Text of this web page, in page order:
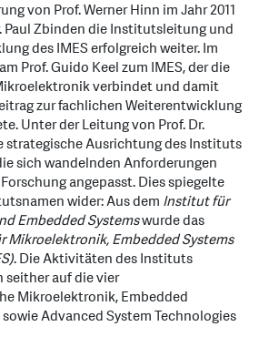
von Prof. Werner Hinn im Jahr 2011
Paul Zbinden die Institutsleitung und
des IMES erfolgreich weiter. Im
Prof. Guido Keel zum IMES, der die
verbindet und damit
zur fachlichen Weiterentwicklung
Unter der Leitung von Prof. Dr.
strategische Ausrichtung des Instituts
sich wandelnden Anforderungen
angepasst. Dies spiegelte
wider: Aus dem Institut für
Embedded Systemswurde das
Mikroelektronik, Embedded Systems
. Die Aktivitäten des Instituts
seither auf die vier
Mikroelektronik, Embedded
Advanced System Technologies